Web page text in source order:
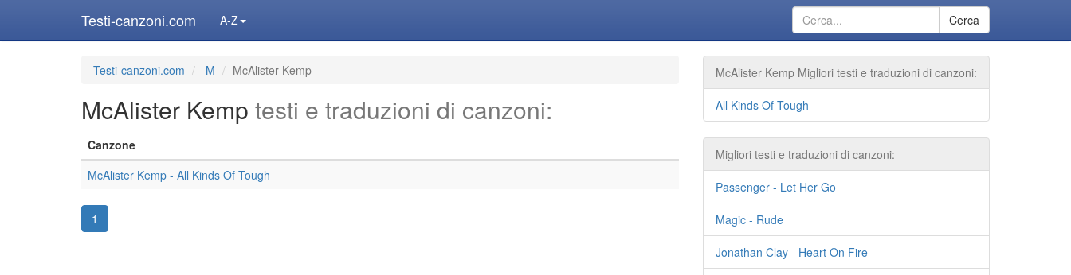
Testi-canzoni.com A-Z Cerca
Testi-canzoni.com M McAlister Kemp
McAlister Kemp testi e traduzioni di canzoni:
Canzone
McAlister Kemp - All Kinds Of Tough
1
McAlister Kemp Migliori testi e traduzioni di canzoni:
All Kinds Of Tough
Migliori testi e traduzioni di canzoni:
Passenger - Let Her Go
Magic - Rude
Jonathan Clay - Heart On Fire